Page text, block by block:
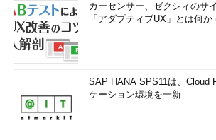
カーセンサー、ゼクシィのサ
「アダプティブUX」とは何か
SAP HANA SPS11は、Cloud
ケーション環境を一新